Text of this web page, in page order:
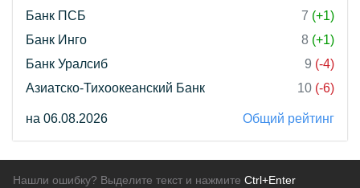
Банк ПСБ
7 (+1)
Банк Инго
8 (+1)
Банк Уралсиб
9 (-4)
Азиатско-Тихоокеанский Банк
10 (-6)
на 06.08.2026 Общий рейтинг
Нашли ошибку? Выделите текст и нажмите Ctrl+Enter